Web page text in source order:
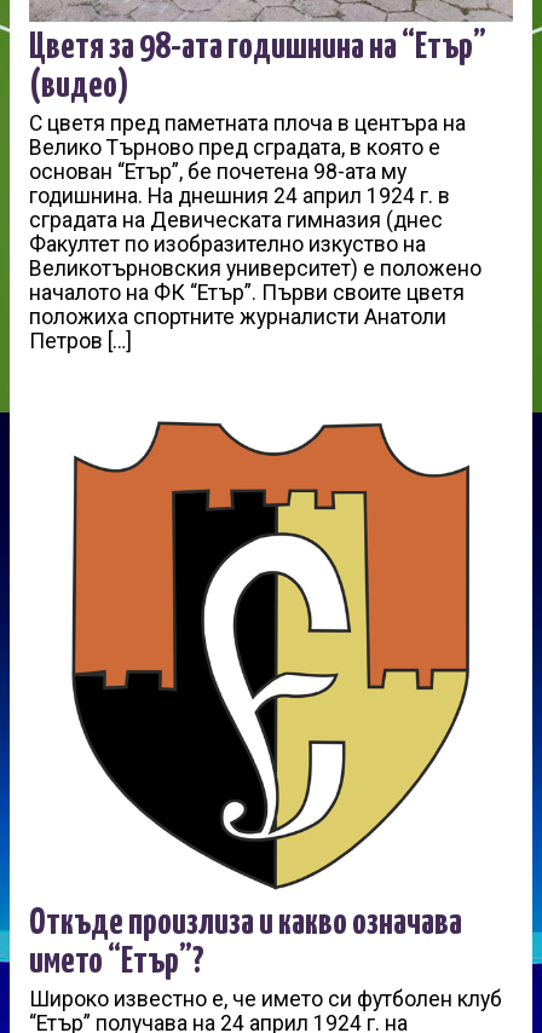
Цветя за 98-ата годишнина на “Етър”
(видео)
С цветя пред паметната плоча в центъра на
Велико Търново пред сградата, в която е
основан “Етър”, бе почетена 98-ата му
годишнина. На днешния 24 април 1924 г. в
сградата на Девическата гимназия (днес
Факултет по изобразително изкуство на
Великотърновския университет) е положено
началото на ФК “Етър”. Първи своите цветя
положиха спортните журналисти Анатоли
Петров […]
Откъде произлиза и какво означава
името “Етър”?
Широко известно е, че името си футболен клуб
“Етър” получава на 24 април 1924 г. на